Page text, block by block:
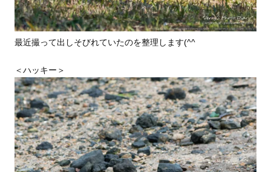
最近撮って出しそびれていたのを整理します(^^
＜ハッキー＞